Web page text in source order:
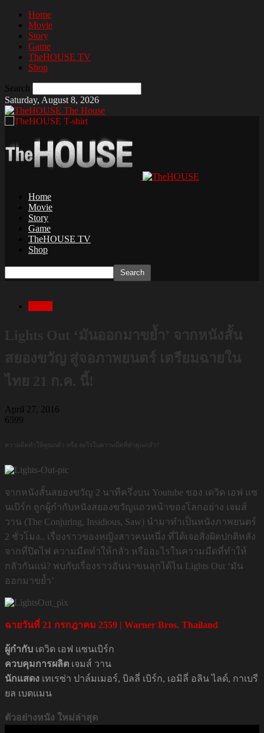
Home
Movie
Story
Game
TheHOUSE TV
Shop
Search
Saturday, August 8, 2026
The House
Home
Movie
Story
Game
TheHOUSE TV
Shop
April 27, 2016
6599
จากหนังสั้นสยองขวัญ 2 นาทีครึ่งบน Youtube ของ เดวิด เอฟ แซ
นเบิร์ก ถูกผู้กำกับหนังสยองขวัญแถวหน้าของโลกอย่าง เจมส์
วาน (The Conjuring, Insidious, Saw) นำมาทำเป็นหนังภาพยนตร์
2 ชั่วโมง.. เรื่องราวของหญิงสาวคนหนึ่ง ที่ได้เจอสิ่งผิดปกติหลัง
จากที่ปิดไฟ ความมืดทำให้กลัว หรืออะไรในความมืดที่ทำให้
กลัวกันแน่? พบกับเรื่องราวอันน่าขนลุกได้ไน Lights Out ‘มัน
ออกมาขย้ำ’
ฉายวันที่ 21 กรกฎาคม 2559 | Warner Bros. Thailand
ผู้กำกับ เดวิด เอฟ แซนเบิร์ก
ควบคุมการผลิต เจมส์ วาน
นักแสดง เทเรซ่า ปาล์มเมอร์, บิลลี่ เบิร์ก, เอมิลี่ อลิน ไลด์, กาเบรี
ยล เบตแมน
ตัวอย่างหนัง ใหม่ล่าสุด